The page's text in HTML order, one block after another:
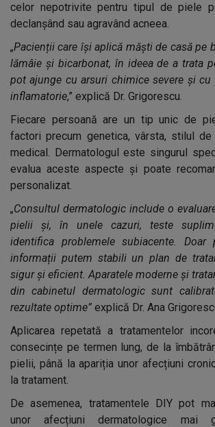
celor nepotrivite pentru tipul de piele
declanșând sau agravând acneea.
„Pacienții care își aplică măști de casă pe
lămâie și bicarbonat, în ideea de a trata
pot ajunge cu arsuri chimice severe și cu
inflamatorie,” explică Dr. Grigorescu.
Fiecare persoană are un tip unic de
factori precum genetica, vârsta, stilul
medical. Dermatologul este singurul
evalua aceste aspecte și poate
personalizat.
„Consultul dermatologic include o
pielii și, în unele cazuri, teste
identifica problemele subiacente. Doar
informații putem stabili un plan de
sigur și eficient. Aparatele moderne și
din cabinetul dermatologic sunt
rezultate optime” explică Dr. Ana
Aplicarea repetată a tratamentelor
consecințe pe termen lung, de la
pielii, până la apariția unor afecțiuni
la tratament.
De asemenea, tratamentele DIY pot
unor afecțiuni dermatologice mai